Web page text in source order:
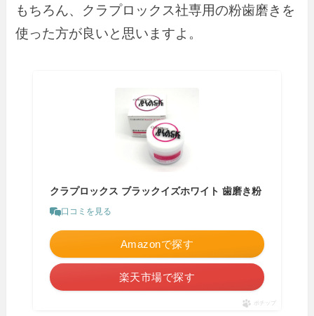
もちろん、クラプロックス社専用の粉歯磨きを
使った方が良いと思いますよ。
クラプロックス ブラックイズホワイト 歯磨き粉
口コミを見る
Amazonで探す
楽天市場で探す
ポチップ